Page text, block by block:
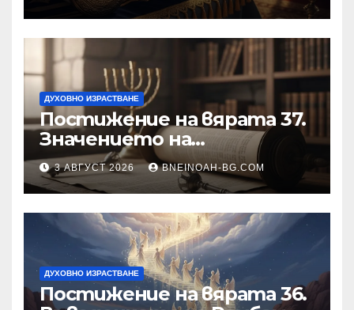
ДУХОВНО ИЗРАСТВАНЕ
Постижение на вярата 37.
Значението на
познанието за същността
на Бъдещия свят
3 АВГУСТ 2026 BNEINOAH-BG.COM
ДУХОВНО ИЗРАСТВАНЕ
Постижение на вярата 36.